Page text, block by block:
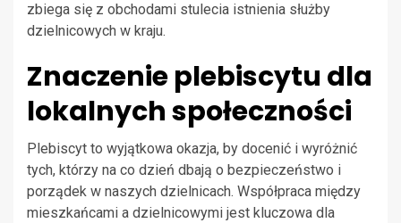
zbiega się z obchodami stulecia istnienia służby
dzielnicowych w kraju.
Znaczenie plebiscytu dla
lokalnych społeczności
Plebiscyt to wyjątkowa okazja, by docenić i wyróżnić
tych, którzy na co dzień dbają o bezpieczeństwo i
porządek w naszych dzielnicach. Współpraca między
mieszkańcami a dzielnicowymi jest kluczowa dla